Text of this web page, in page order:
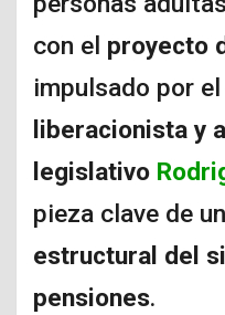
con el proyecto
impulsado por el
liberacionista y
legislativo
pieza clave de
estructural del
pensiones.